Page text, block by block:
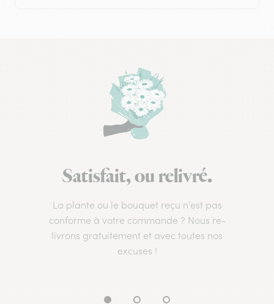
Satisfait, ou relivré.
La plante ou le bouquet reçu n’est pas
conforme à votre commande ? Nous re-
livrons gratuitement et avec toutes nos
excuses !